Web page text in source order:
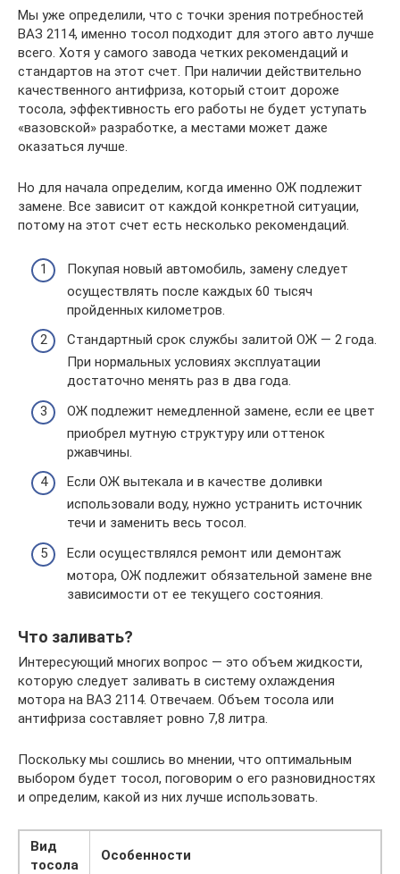
Мы уже определили, что с точки зрения потребностей
ВАЗ 2114, именно тосол подходит для этого авто лучше
всего. Хотя у самого завода четких рекомендаций и
стандартов на этот счет. При наличии действительно
качественного антифриза, который стоит дороже
тосола, эффективность его работы не будет уступать
«вазовской» разработке, а местами может даже
оказаться лучше.
Но для начала определим, когда именно ОЖ подлежит
замене. Все зависит от каждой конкретной ситуации,
потому на этот счет есть несколько рекомендаций.
Покупая новый автомобиль, замену следует
осуществлять после каждых 60 тысяч
пройденных километров.
Стандартный срок службы залитой ОЖ — 2 года.
При нормальных условиях эксплуатации
достаточно менять раз в два года.
ОЖ подлежит немедленной замене, если ее цвет
приобрел мутную структуру или оттенок
ржавчины.
Если ОЖ вытекала и в качестве доливки
использовали воду, нужно устранить источник
течи и заменить весь тосол.
Если осуществлялся ремонт или демонтаж
мотора, ОЖ подлежит обязательной замене вне
зависимости от ее текущего состояния.
Что заливать?
Интересующий многих вопрос — это объем жидкости,
которую следует заливать в систему охлаждения
мотора на ВАЗ 2114. Отвечаем. Объем тосола или
антифриза составляет ровно 7,8 литра.
Поскольку мы сошлись во мнении, что оптимальным
выбором будет тосол, поговорим о его разновидностях
и определим, какой из них лучше использовать.
Вид
тосола
Особенности